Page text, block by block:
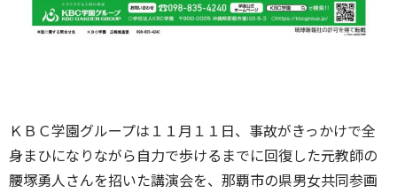
ＫＢＣ学園グループは１１月１１日、事故がきっかけで全
身まひになりながら自力で歩けるまでに回復した元教師の
腰塚勇人さんを招いた講演会を、那覇市の県男女共同参画